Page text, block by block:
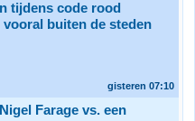
tijdens code rood
buiten de steden
gisteren 07:10
Farage vs. een